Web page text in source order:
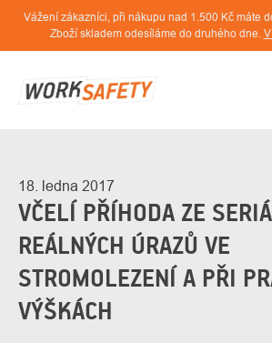
Přejít
obsah
Vážení zákazníci, při nákupu nad 1.500 Kč máte
Zboží skladem odesíláme do druhého dne.
18. ledna 2017
VČELÍ PŘÍHODA ZE
REÁLNÝCH ÚRAZŮ VE
STROMOLEZENÍ A PŘI
VÝŠKÁCH